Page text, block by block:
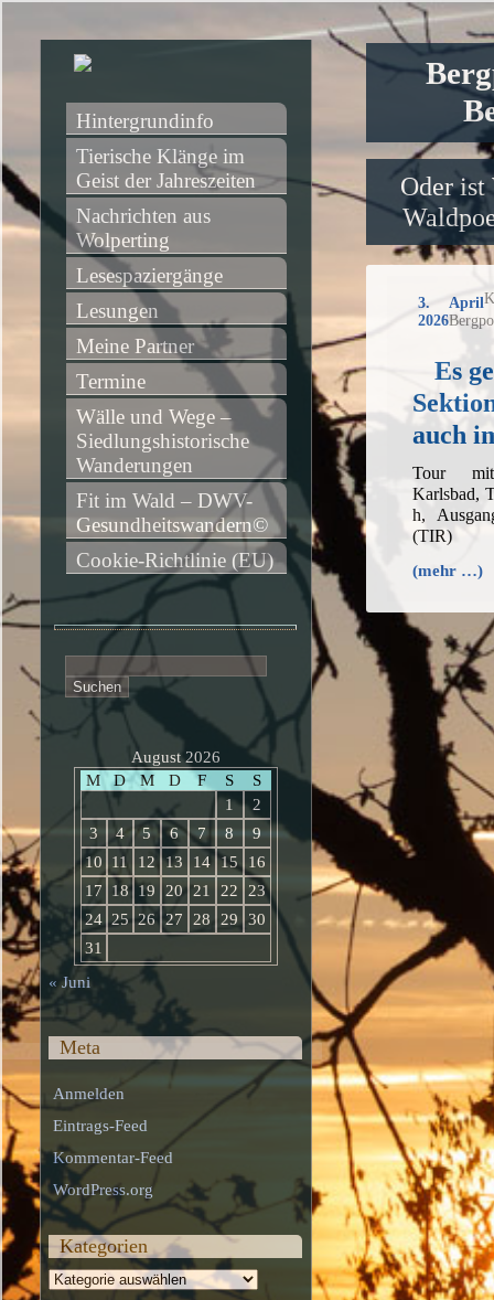
Oder ist
3. April
2026
Es
auch
Tour
Karlsbad,
h,
(TIR)
(mehr …)
Hintergrundinfo
Tierische Klänge im
Geist der Jahreszeiten
Nachrichten aus
Wolperting
Lesespaziergänge
Lesungen
Meine Partner
Termine
Wälle und Wege –
Siedlungshistorische
Wanderungen
Fit im Wald – DWV-
Gesundheitswandern©
Cookie-Richtlinie (EU)
nach:
August 2026
M
D M D F S
S
1
2
3
4 5 6 7 8
9
10
11 12 13 14 15
16
17
18 19 20 21 22
23
24 25 26 27 28 29
30
31
« Juni
Meta
Anmelden
Eintrags-Feed
Kommentar-Feed
WordPress.org
Kategorien
Kategorien